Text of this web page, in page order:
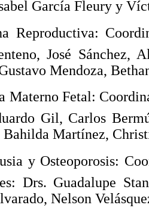
García Fleury y
Reproductiva:
José Sánchez,
Mendoza,
Materno Fetal:
Gil, Carlos
Bahilda Martínez,
y Osteoporosis:
Drs. Guadalupe
Nelson